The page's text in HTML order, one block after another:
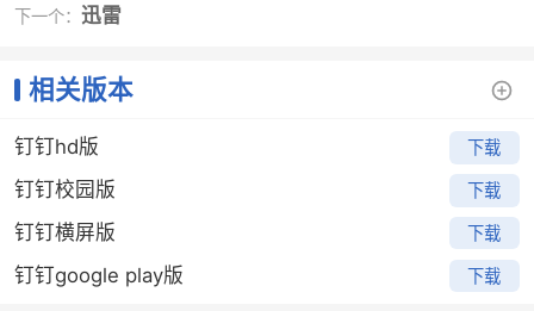
下一个： 迅雷
相关版本
钉钉hd版 下载
钉钉校园版 下载
钉钉横屏版 下载
钉钉google play版 下载